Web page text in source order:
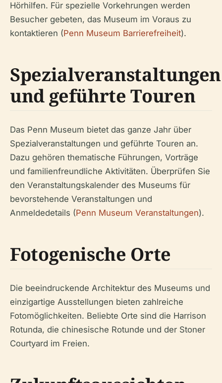
Hörhilfen. Für spezielle Vorkehrungen werden
Besucher gebeten, das Museum im Voraus zu
kontaktieren (Penn Museum Barrierefreiheit).
Spezialveranstaltungen
und geführte Touren
Das Penn Museum bietet das ganze Jahr über
Spezialveranstaltungen und geführte Touren an.
Dazu gehören thematische Führungen, Vorträge
und familienfreundliche Aktivitäten. Überprüfen Sie
den Veranstaltungskalender des Museums für
bevorstehende Veranstaltungen und
Anmeldedetails (Penn Museum Veranstaltungen).
Fotogenische Orte
Die beeindruckende Architektur des Museums und
einzigartige Ausstellungen bieten zahlreiche
Fotomöglichkeiten. Beliebte Orte sind die Harrison
Rotunda, die chinesische Rotunde und der Stoner
Courtyard im Freien.